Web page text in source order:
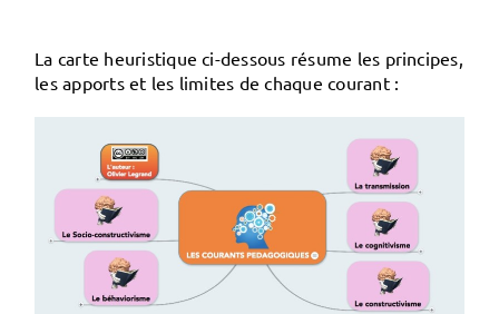
La carte heuristique ci-dessous résume les principes,
les apports et les limites de chaque courant :